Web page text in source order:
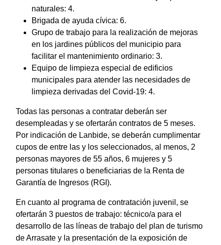
naturales: 4.
Brigada de ayuda cívica: 6.
Grupo de trabajo para la realización de mejoras
en los jardines públicos del municipio para
facilitar el mantenimiento ordinario: 3.
Equipo de limpieza especial de edificios
municipales para atender las necesidades de
limpieza derivadas del Covid-19: 4.
Todas las personas a contratar deberán ser
desempleadas y se ofertarán contratos de 5 meses.
Por indicación de Lanbide, se deberán cumplimentar
cupos de entre las y los seleccionados, al menos, 2
personas mayores de 55 años, 6 mujeres y 5
personas titulares o beneficiarias de la Renta de
Garantía de Ingresos (RGI).
En cuanto al programa de contratación juvenil, se
ofertarán 3 puestos de trabajo: técnico/a para el
desarrollo de las líneas de trabajo del plan de turismo
de Arrasate y la presentación de la exposición de